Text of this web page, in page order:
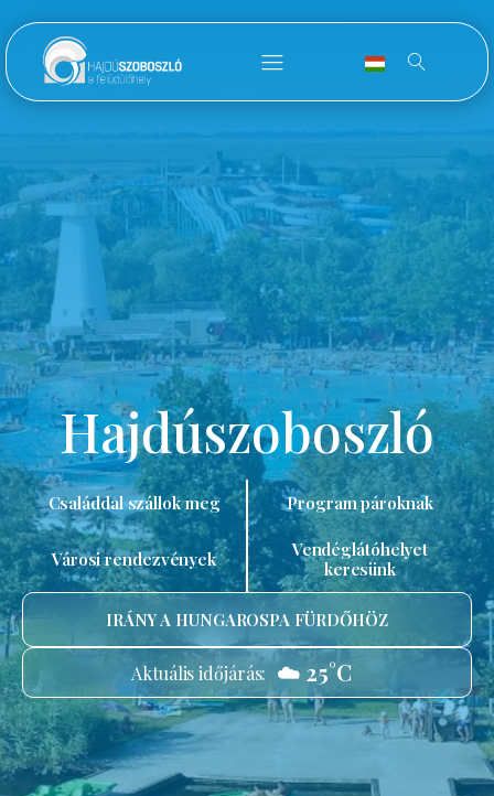
Hajdúszoboszló
Családdal szállok meg Program pároknak
Városi rendezvények
Vendéglátóhelyet
keresünk
IRÁNY A HUNGAROSPA FÜRDŐHÖZ
Aktuális időjárás: ☁️ 25°C